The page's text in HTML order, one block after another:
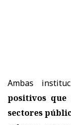
Ambas
positivos
sectores